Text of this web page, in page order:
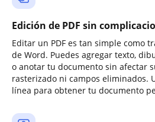
Edición de PDF sin
Editar un PDF es tan simple como
de Word. Puedes agregar texto,
o anotar tu documento sin afectar
rasterizado ni campos eliminados.
línea para obtener tu documento